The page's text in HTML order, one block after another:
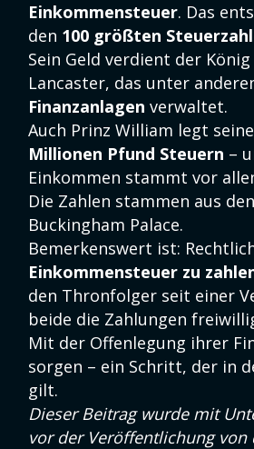
Einkommensteuer. Das
den 100 größten
Sein Geld verdient der
Lancaster, das unter
Finanzanlagen verwaltet.
Auch Prinz William legt
Millionen Pfund Steuern –
Einkommen stammt vor
Die Zahlen stammen aus
Buckingham Palace.
Bemerkenswert ist:
Einkommensteuer zu
den Thronfolger seit einer
beide die Zahlungen
Mit der Offenlegung ihrer
sorgen – ein Schritt, der in
gilt.
Dieser Beitrag wurde mit
vor der Veröffentlichung